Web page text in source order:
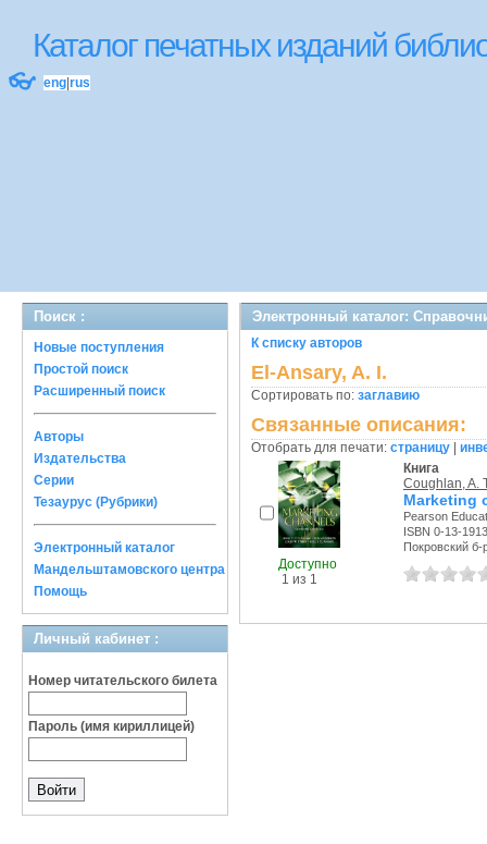
Каталог печатных изданий
👓 eng rus
Поиск :
Новые поступления
Простой поиск
Расширенный поиск
Авторы
Издательства
Серии
Тезаурус (Рубрики)
Электронный каталог
Мандельштамовского центра
Помощь
Личный кабинет :
Номер читательского билета
Пароль (имя кириллицей)
Электронный каталог:
К списку авторов
El-Ansary, A. I.
Сортировать по: заглавию
Связанные описания:
Отобрать для печати: страницу
Доступно
1 из 1
Книга
Coughlan, A.
Marketing
Pearson
ISBN 0-13-
Покровский б-